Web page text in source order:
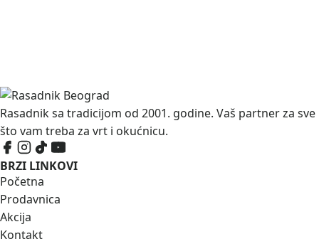
Rasadnik sa tradicijom od 2001. godine. Vaš partner za sve
što vam treba za vrt i okućnicu.
BRZI LINKOVI
Početna
Prodavnica
Akcija
Kontakt